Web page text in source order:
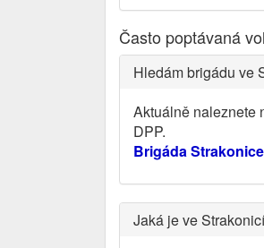
Často poptávaná
Hledám brigádu ve
Aktuálně naleznete
DPP.
Brigáda Strakonice
Jaká je ve